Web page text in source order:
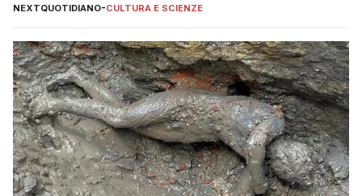
NEXTQUOTIDIANO-CULTURA E SCIENZE